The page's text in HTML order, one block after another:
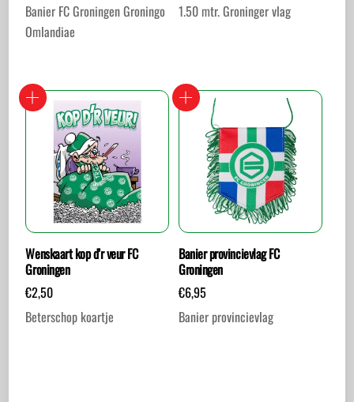
Banier FC Groningen Groningo
Omlandiae
1.50 mtr. Groninger vlag
Wenskaart kop d’r veur FC
Groningen
€2,50
Beterschop koartje
Banier provincievlag FC
Groningen
€6,95
Banier provincievlag